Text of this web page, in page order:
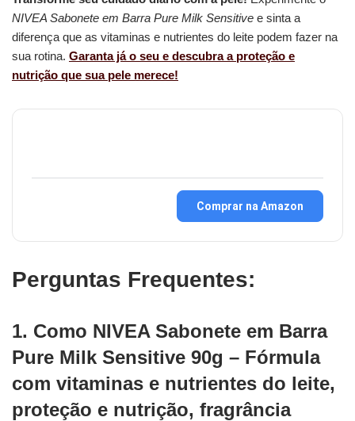
NIVEA Sabonete em Barra Pure Milk Sensitive e sinta a
diferença que as vitaminas e nutrientes do leite podem fazer na
sua rotina. Garanta já o seu e descubra a proteção e
nutrição que sua pele merece!
Comprar na Amazon
Perguntas Frequentes:
1. Como NIVEA Sabonete em Barra
Pure Milk Sensitive 90g – Fórmula
com vitaminas e nutrientes do leite,
proteção e nutrição, fragrância